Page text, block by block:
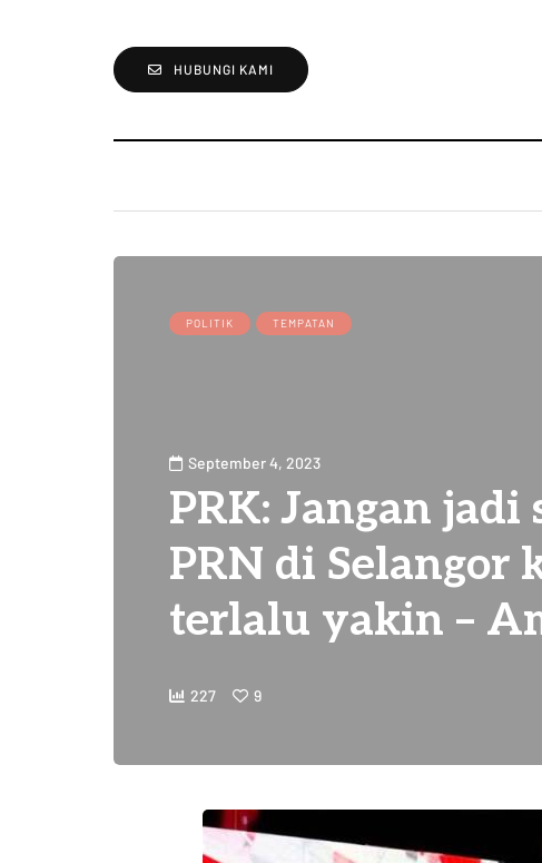
HUBUNGI KAMI
POLITIK TEMPATAN
September 4, 2023
PRK: Jangan jadi
PRN di Selangor
terlalu yakin –
227 9